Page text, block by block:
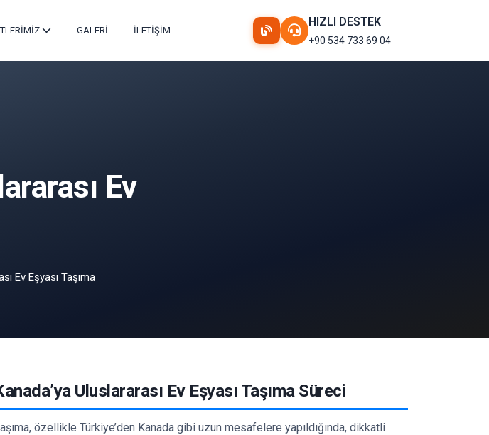
GALERİ İLETİŞİM
HIZLI DESTEK
+90 534 733 69 04
Ev
Ev Eşyası Taşıma
Uluslararası Ev Eşyası Taşıma Süreci
özellikle Türkiye’den Kanada gibi uzun mesafelere yapıldığında, dikkatli